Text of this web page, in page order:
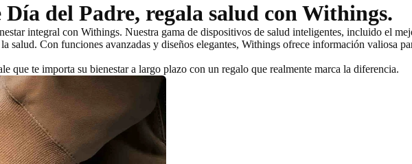
Día del Padre, regala salud con Withings.
integral con Withings. Nuestra gama de dispositivos de salud inteligentes, incluido el
salud. Con funciones avanzadas y diseños elegantes, Withings ofrece información valiosa
que te importa su bienestar a largo plazo con un regalo que realmente marca la diferencia.